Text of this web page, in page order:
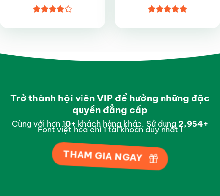
xếp hạng
hạng55
Trở thành hội viên VIP để hưởng những đặc
quyền đẳng cấp
Cùng với hơn 10+ khách hàng khác. Sử dụng 2,996+
Font việt hóa chỉ 1 tài khoản duy nhất !
THAM GIA NGAY